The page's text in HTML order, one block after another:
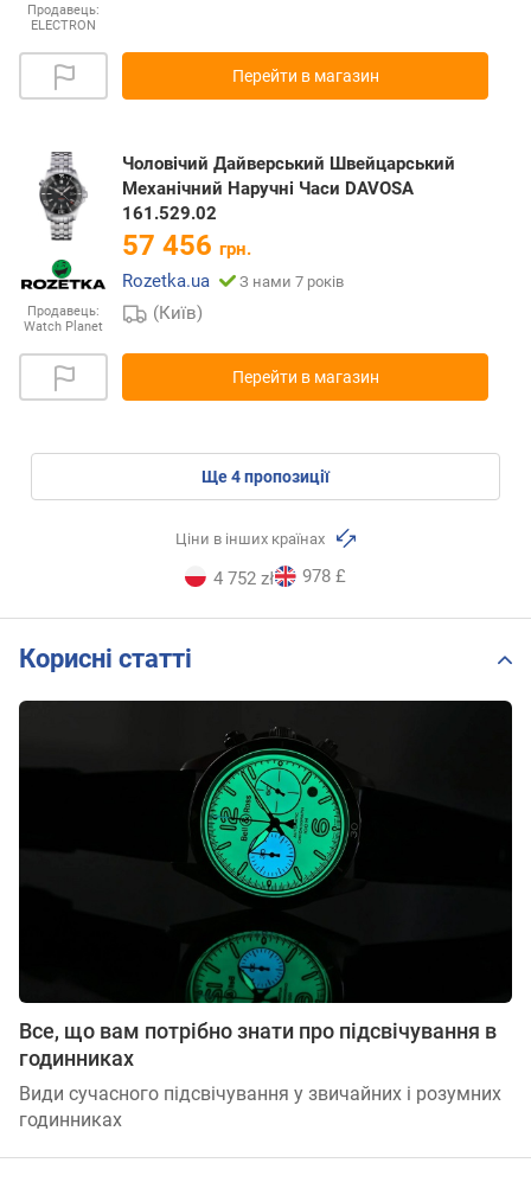
Продавець:
ELECTRON
Перейти в магазин
Продавець:
Watch Planet
Чоловічий Дайверський Швейцарський
Механічний Наручні Часи DAVOSA
161.529.02
57 456 грн.
Rozetka.ua
З нами 7 років
(Київ)
Перейти в магазин
ще4пропозиції
Ціни в інших країнах
4 752 zł 978 £
Корисні статті
Все, що вам потрібно знати про підсвічування в
годинниках
Види сучасного підсвічування у звичайних і розумних
годинниках